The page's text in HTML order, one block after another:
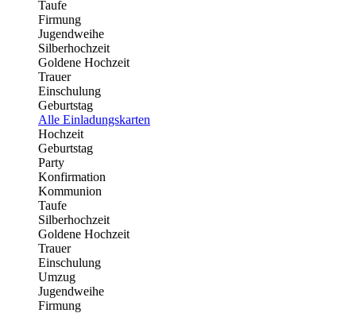
Taufe
Firmung
Jugendweihe
Silberhochzeit
Goldene Hochzeit
Trauer
Einschulung
Geburtstag
Alle Einladungskarten
Hochzeit
Geburtstag
Party
Konfirmation
Kommunion
Taufe
Silberhochzeit
Goldene Hochzeit
Trauer
Einschulung
Umzug
Jugendweihe
Firmung